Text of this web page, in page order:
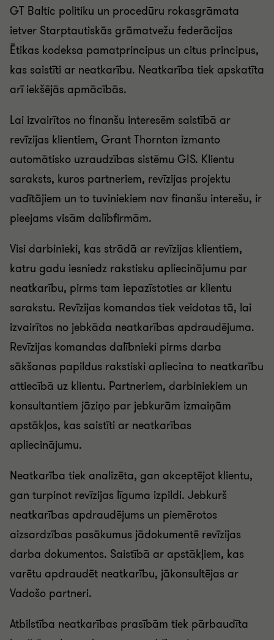
GT Baltic politiku un procedūru rokasgrāmata
ietver Starptautiskās grāmatvežu federācijas
Ētikas kodeksa pamatprincipus un citus principus,
kas saistīti ar neatkarību. Neatkarība tiek apskatīta
arī iekšējās apmācībās.
Lai izvairītos no finanšu interesēm saistībā ar
revīzijas klientiem, Grant Thornton izmanto
automātisko uzraudzības sistēmu GIS. Klientu
saraksts, kuros partneriem, revīzijas projektu
vadītājiem un to tuviniekiem nav finanšu interešu, ir
pieejams visām dalībfirmām.
Visi darbinieki, kas strādā ar revīzijas klientiem,
katru gadu iesniedz rakstisku apliecinājumu par
neatkarību, pirms tam iepazīstoties ar klientu
sarakstu. Revīzijas komandas tiek veidotas tā, lai
izvairītos no jebkāda neatkarības apdraudējuma.
Revīzijas komandas dalībnieki pirms darba
sākšanas papildus rakstiski apliecina to neatkarību
attiecībā uz klientu. Partneriem, darbiniekiem un
konsultantiem jāziņo par jebkurām izmaiņām
apstākļos, kas saistīti ar neatkarības
apliecinājumu.
Neatkarība tiek analizēta, gan akceptējot klientu,
gan turpinot revīzijas līguma izpildi. Jebkurš
neatkarības apdraudējums un piemērotos
aizsardzības pasākumus jādokumentē revīzijas
darba dokumentos. Saistībā ar apstākļiem, kas
varētu apdraudēt neatkarību, jākonsultējas ar
Vadošo partneri.
Atbilstība neatkarības prasībām tiek pārbaudīta